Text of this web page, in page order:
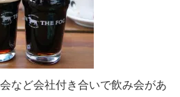
など会社付き合いで飲み会があ